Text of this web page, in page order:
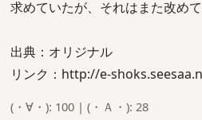
求めていたが、それはまた改めて
出典：オリジナル
リンク：http://e-
(・∀・): 100 | (・Ａ・): 28